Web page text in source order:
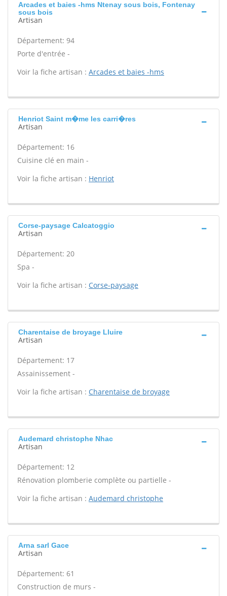
Arcades et baies -hms Ntenay sous bois, Fontenay
sous bois
Artisan
Département: 94
Porte d'entrée -
Voir la fiche artisan : Arcades et baies -hms
Henriot Saint m�me les carri�res
Artisan
Département: 16
Cuisine clé en main -
Voir la fiche artisan : Henriot
Corse-paysage Calcatoggio
Artisan
Département: 20
Spa -
Voir la fiche artisan : Corse-paysage
Charentaise de broyage Lluire
Artisan
Département: 17
Assainissement -
Voir la fiche artisan : Charentaise de broyage
Audemard christophe Nhac
Artisan
Département: 12
Rénovation plomberie complète ou partielle -
Voir la fiche artisan : Audemard christophe
Arna sarl Gace
Artisan
Département: 61
Construction de murs -